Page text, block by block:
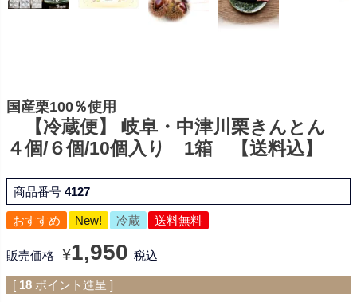
国産栗100％使用
【冷蔵便】 岐阜・中津川栗きんとん
４個/６個/10個入り 1箱 【送料込】
商品番号 4127
おすすめ New! 冷蔵 送料無料
販売価格 ¥1,950 税込
[ 18 ポイント進呈 ]